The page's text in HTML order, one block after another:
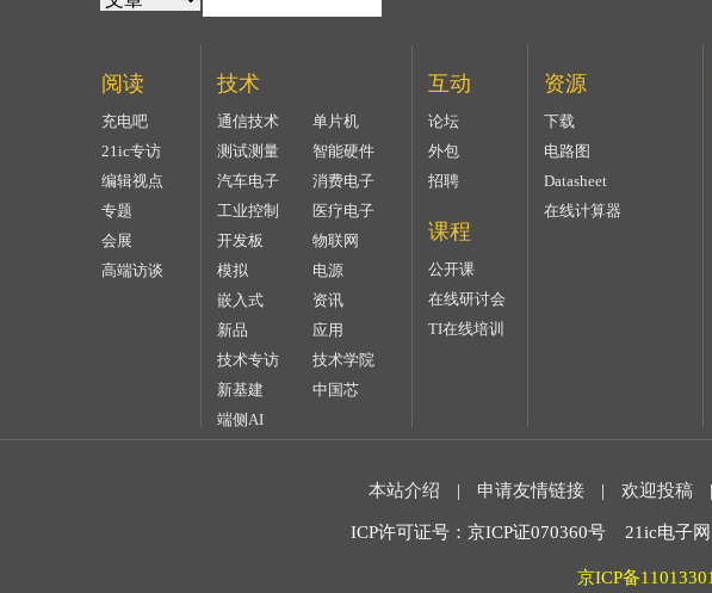
阅读
充电吧
21ic专访
编辑视点
专题
会展
高端访谈
技术
通信技术
单片机
测试测量
智能硬件
汽车电子
消费电子
工业控制
医疗电子
开发板
物联网
模拟
电源
嵌入式
资讯
新品
应用
技术专访
技术学院
新基建
中国芯
端侧AI
互动
论坛
外包
招聘
课程
公开课
在线研讨会
TI在线培训
资源
下载
电路图
Datasheet
在线计算器
本站介绍 | 申请友情链接 | 欢迎投稿 |
ICP许可证号：京ICP证070360号 21ic电子
京ICP备